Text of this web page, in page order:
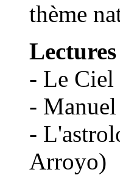
thème
- Le Ciel
-
-
Arroyo)